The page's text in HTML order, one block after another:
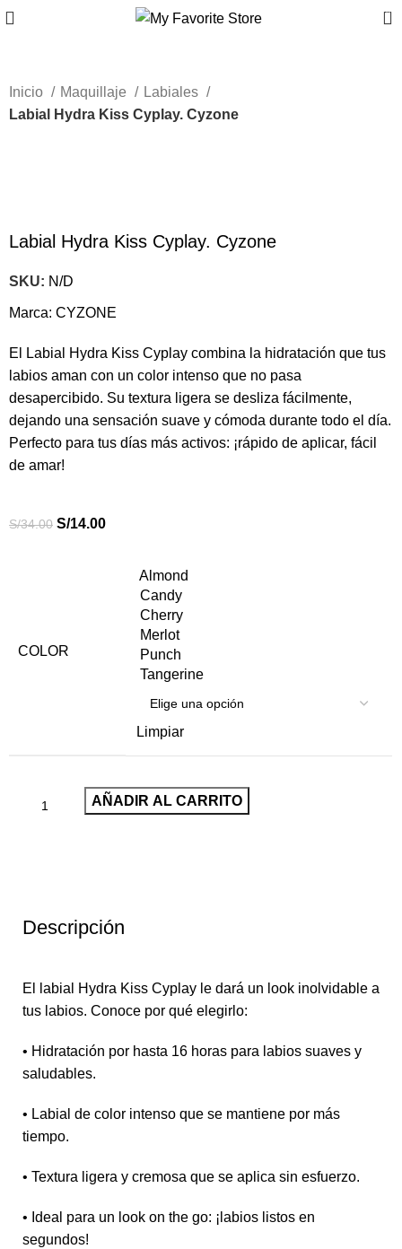
0
Inicio Maquillaje
Labiales
Labial Hydra Kiss Cyplay​. Cyzone
Labial Hydra Kiss Cyplay​. Cyzone
SKU: N/D
Marca:CYZONE
El Labial Hydra Kiss Cyplay combina la hidratación que tus
labios aman con un color intenso que no pasa
desapercibido. Su textura ligera se desliza fácilmente,
dejando una sensación suave y cómoda durante todo el día.
Perfecto para tus días más activos: ¡rápido de aplicar, fácil
de amar!
S/34.00 S/14.00
COLOR
Almond
Candy
Cherry
Merlot
Punch
Tangerine
Limpiar
AÑADIR AL CARRITO
Descripción
El labial Hydra Kiss Cyplay le dará un look inolvidable a
tus labios. Conoce por qué elegirlo:
• Hidratación por hasta 16 horas para labios suaves y
saludables.
• Labial de color intenso que se mantiene por más
tiempo.
• Textura ligera y cremosa que se aplica sin esfuerzo.
• Ideal para un look on the go: ¡labios listos en
segundos!